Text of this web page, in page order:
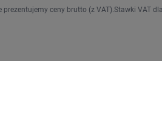
prezentujemy ceny brutto (z VAT). Stawki VAT